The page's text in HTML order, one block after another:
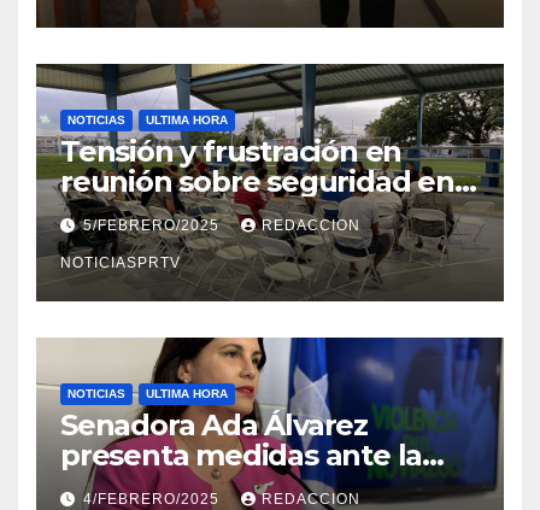
NOTICIAS ULTIMA HORA
Tensión y frustración en
reunión sobre seguridad en
Reparto Metropolitano
5/FEBRERO/2025 REDACCION
NOTICIASPRTV
NOTICIAS ULTIMA HORA
Senadora Ada Álvarez
presenta medidas ante la
violencia en el noviazgo
4/FEBRERO/2025 REDACCION